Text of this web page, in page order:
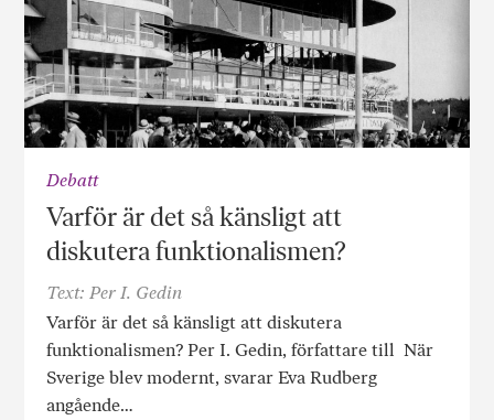
Debatt
Varför är det så känsligt att
diskutera funktionalismen?
Text: Per I. Gedin
Varför är det så känsligt att diskutera
funktionalismen? Per I. Gedin, författare till När
Sverige blev modernt, svarar Eva Rudberg
angående…